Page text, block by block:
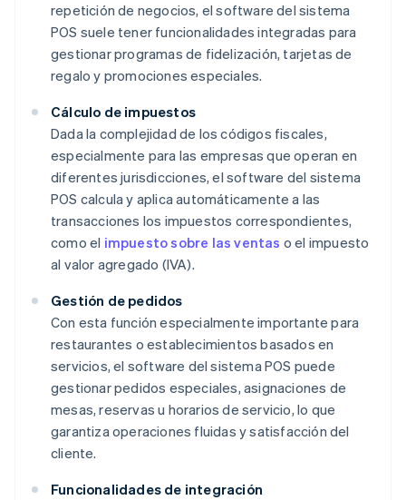
repetición de negocios, el software del sistema
POS suele tener funcionalidades integradas para
gestionar programas de fidelización, tarjetas de
regalo y promociones especiales.
Cálculo de impuestos
Dada la complejidad de los códigos fiscales,
especialmente para las empresas que operan en
diferentes jurisdicciones, el software del sistema
POS calcula y aplica automáticamente a las
transacciones los impuestos correspondientes,
como el impuesto sobre las ventas o el impuesto
al valor agregado (IVA).
Gestión de pedidos
Con esta función especialmente importante para
restaurantes o establecimientos basados en
servicios, el software del sistema POS puede
gestionar pedidos especiales, asignaciones de
mesas, reservas u horarios de servicio, lo que
garantiza operaciones fluidas y satisfacción del
cliente.
Funcionalidades de integración